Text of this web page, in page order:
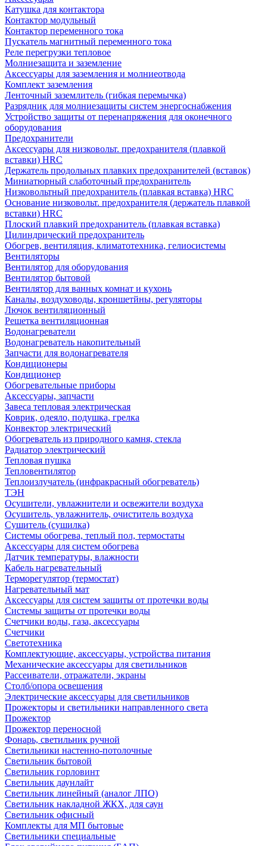
Катушка для контактора
Контактор модульный
Контактор переменного тока
Пускатель магнитный переменного тока
Реле перегрузки тепловое
Молниезащита и заземление
Аксессуары для заземления и молниеотвода
Комплект заземления
Ленточный заземлитель (гибкая перемычка)
Разрядник для молниезащиты систем энергоснабжения
Устройство защиты от перенапряжения для оконечного
оборудования
Предохранители
Аксессуары для низковольт. предохранителя (плавкой
вставки) HRC
Держатель продольных плавких предохранителей (вставок)
Миниатюрный слаботочный предохранитель
Низковольтный предохранитель (плавкая вставка) HRC
Основание низковольт. предохранителя (держатель плавкой
вставки) HRC
Плоский плавкий предохранитель (плавкая вставка)
Цилиндрический предохранитель
Обогрев, вентиляция, климатотехника, гелиосистемы
Вентиляторы
Вентилятор для оборудования
Вентилятор бытовой
Вентилятор для ванных комнат и кухонь
Каналы, воздуховоды, кроншетйны, регуляторы
Лючок вентиляционный
Решетка вентиляционная
Водонагреватели
Водонагреватель накопительный
Запчасти для водонагревателя
Кондиционеры
Кондиционер
Обогревательные приборы
Аксессуары, запчасти
Завеса тепловая электрическая
Коврик, одеяло, подушка, грелка
Конвектор электрический
Обогреватель из природного камня, стекла
Радиатор электрический
Тепловая пушка
Тепловентилятор
Теплоизлучатель (инфракрасный обогреватель)
ТЭН
Осушители, увлажнители и освежители воздуха
Осушитель, увлажнитель, очиститель воздуха
Сушитель (сушилка)
Системы обогрева, теплый пол, термостаты
Аксессуары для систем обогрева
Датчик температуры, влажности
Кабель нагревательный
Терморегулятор (термостат)
Нагревательный мат
Аксессуары для систем защиты от протечки воды
Системы защиты от протечки воды
Счетчики воды, газа, аксессуары
Счетчики
Светотехника
Комплектующие, аксессуары, устройства питания
Механические аксессуары для светильников
Рассеиватели, отражатели, экраны
Столб/опора освещения
Электрические аксессуары для светильников
Прожекторы и светильники направленного света
Прожектор
Прожектор переносной
Фонарь, светильник ручной
Светильники настенно-потолочные
Светильник бытовой
Светильник горловинт
Светильник даунлайт
Светильник линейный (аналог ЛПО)
Светильник накладной ЖКХ, для саун
Светильник офисный
Комплекты для МП бытовые
Светильники специальные